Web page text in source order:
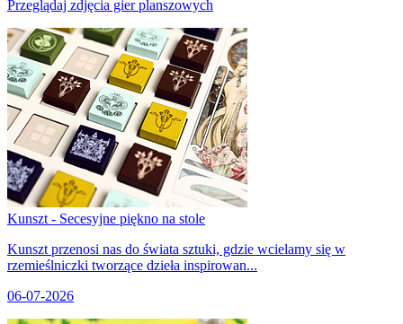
Przeglądaj zdjęcia gier planszowych
Kunszt - Secesyjne piękno na stole
Kunszt przenosi nas do świata sztuki, gdzie wcielamy się w
rzemieślniczki tworzące dzieła inspirowan...
06-07-2026